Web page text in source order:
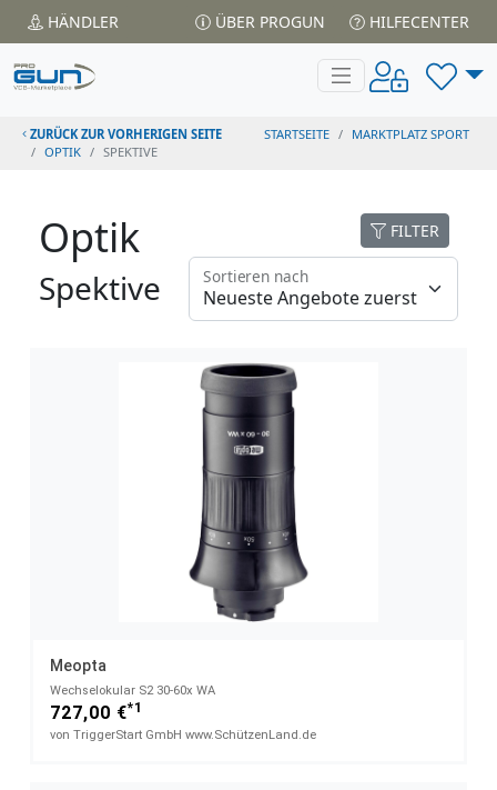
HÄNDLER ÜBER PROGUN HILFECENTER
ZURÜCK ZUR VORHERIGEN SEITE STARTSEITE
MARKTPLATZ SPORT
OPTIK
SPEKTIVE
Optik
Spektive
FILTER
Sortieren nach
Meopta
Wechselokular S2 30-60x WA
727,00 €*1
von TriggerStart GmbH www.SchützenLand.de